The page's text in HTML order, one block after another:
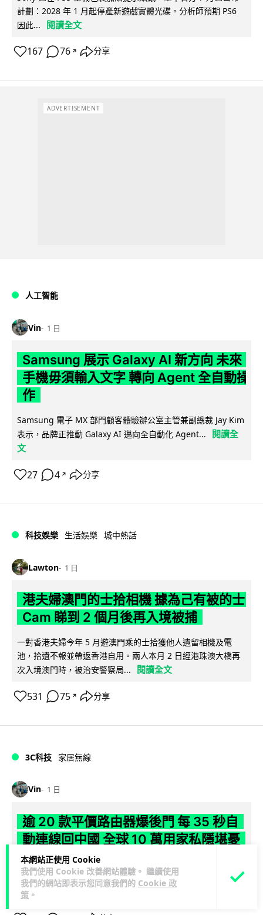
本網站正使用 Cookie
我們使用 Cookie 改善網站體驗。 繼續使用
我們的網站即表示您同意我們的 Cookie 政
策 。
計劃：2028 年 1 月起停產新遊戲實體光碟。分析師預期 PS6
因此...
閱讀全文
167 76 ↗ 分享
ADVERTISEMENT
人工智能
Vin 1 日
Samsung 展示 Galaxy AI 新方向 未來
手機毋須輸入文字 轉向 Agent 全自動操
作
Samsung 電子 MX 部門顧客體驗辦公室主管兼副總裁 Jay Kim
表示，品牌正推動 Galaxy AI 邁向全自動化 Agent...
閱讀全
文
27 4 ↗ 分享
科技娛樂 生活娛樂 城中熱話
Lawton 1 日
港夫婦澳門的士拾相機 據為己有被的士
Cam 睇到 2 個月後再入境被捕
一對香港夫婦今年 5 月遊澳門乘的士拾獲他人遺留相機及電
池，拾遺不報並帶返香港自用。兩人本月 2 日經港珠澳大橋再
次入境澳門時，被治安警察局...
閱讀全文
531 75 ↗ 分享
3C科技 家居無線
Vin 1 日
逾 20 款平價路由器爆後門 每 35 秒自
動連線回中國 全球 10 萬用家私隱堪憂
網絡安全公司 VulnCheck 揭發中國智博通電子（Zbtlink）生產
的 20 多款路由器內置後門程式「Endlessdoors」（無盡... 閱
讀全文